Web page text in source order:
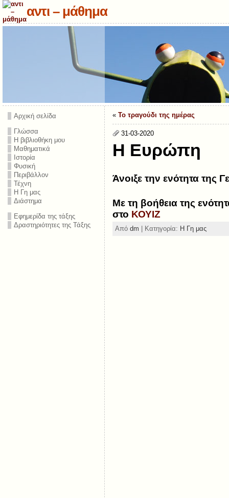
αντι – μάθημα
Αρχική σελίδα
Γλώσσα
Η βιβλιοθήκη μου
Μαθηματικά
Ιστορία
Φυσική
Περιβάλλον
Τέχνη
Η Γη μας
Διάστημα
Εφημερίδα της τάξης
Δραστηριότητες της Τάξης
« Το τραγούδι της ημέρας
31-03-2020
Η Ευρώπη
Άνοιξε την ενότητα
Με τη βοήθεια της
στο ΚΟΥΙΖ
Από dm | Κατηγορία: Η Γη μας